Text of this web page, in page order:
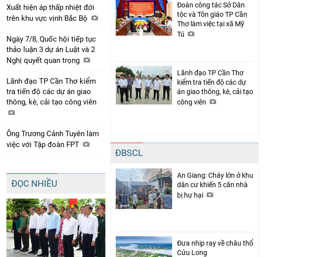
Xuất hiện áp thấp nhiệt đới
trên khu vực vịnh Bắc Bộ
Ngày 7/8, Quốc hội tiếp tục
thảo luận 3 dự án Luật và 2
Nghị quyết quan trọng
Lãnh đạo TP Cần Thơ kiểm
tra tiến độ các dự án giao
thông, kè, cải tạo công viên
Ông Trương Cảnh Tuyên làm
việc với Tập đoàn FPT
ĐỌC NHIỀU
Đoàn công tác Sở Dân
tộc và Tôn giáo TP Cần
Thơ làm việc tại xã Mỹ
Tú
Lãnh đạo TP Cần Thơ
kiểm tra tiến độ các dự
án giao thông, kè, cải tạo
công viên
ĐBSCL
An Giang: Cháy lớn ở khu
dân cư khiến 5 căn nhà
bị hư hại
Đưa nhịp ray về châu thổ
Cửu Long